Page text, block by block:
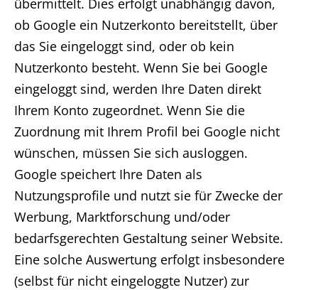
ob Google ein Nutzerkonto bereitstellt, über
das Sie eingeloggt sind, oder ob kein
Nutzerkonto besteht. Wenn Sie bei Google
eingeloggt sind, werden Ihre Daten direkt
Ihrem Konto zugeordnet. Wenn Sie die
Zuordnung mit Ihrem Profil bei Google nicht
wünschen, müssen Sie sich ausloggen.
Google speichert Ihre Daten als
Nutzungsprofile und nutzt sie für Zwecke der
Werbung, Marktforschung und/oder
bedarfsgerechten Gestaltung seiner Website.
Eine solche Auswertung erfolgt insbesondere
(selbst für nicht eingeloggte Nutzer) zur